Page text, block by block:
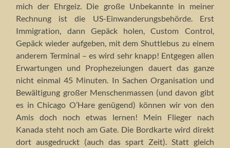
mich der Ehrgeiz. Die große Unbekannte in meiner
Rechnung ist die US-Einwanderungsbehörde. Erst
Immigration, dann Gepäck holen, Custom Control,
Gepäck wieder aufgeben, mit dem Shuttlebus zu einem
anderem Terminal – es wird sehr knapp! Entgegen allen
Erwartungen und Prophezeiungen dauert das ganze
nicht einmal 45 Minuten. In Sachen Organisation und
Bewältigung großer Menschenmassen (und davon gibt
es in Chicago O’Hare genügend) können wir von den
Amis doch noch etwas lernen! Mein Flieger nach
Kanada steht noch am Gate. Die Bordkarte wird direkt
dort ausgedruckt (auch das spart Zeit). Statt gleich